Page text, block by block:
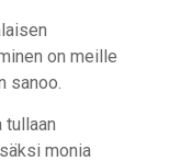
on meille
sanoo.
tullaan
monia